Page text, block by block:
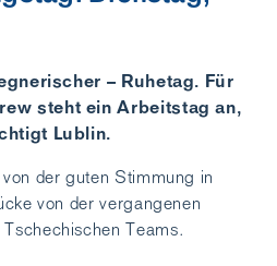
– Ruhetag. Für
steht ein Arbeitstag an,
Lublin.
der guten Stimmung in
von der vergangenen
Teams.